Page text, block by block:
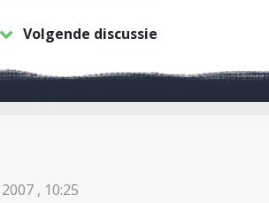
Volgende discussie
, 10:25